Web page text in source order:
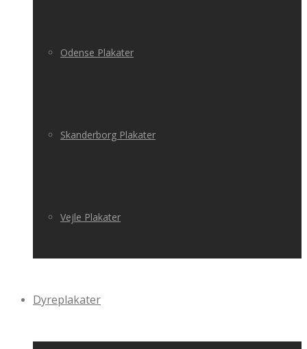
Odense Plakater
Skanderborg Plakater
Vejle Plakater
Dyreplakater